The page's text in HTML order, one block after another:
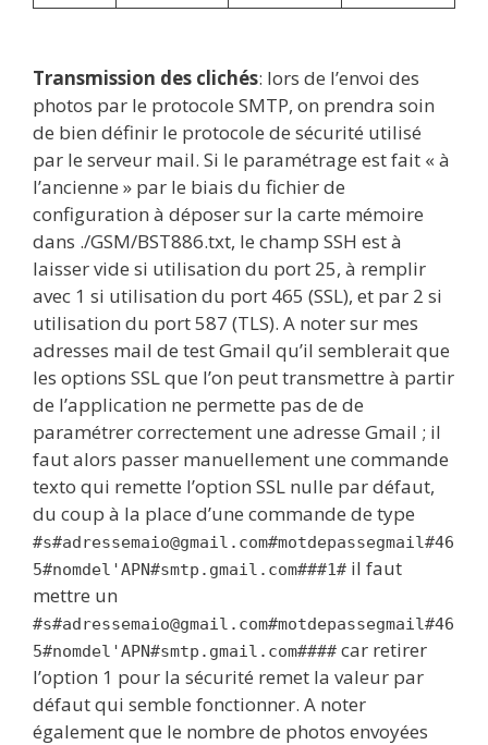
Transmission des clichés: lors de l’envoi des
photos par le protocole SMTP, on prendra soin
de bien définir le protocole de sécurité utilisé
par le serveur mail. Si le paramétrage est fait « à
l’ancienne » par le biais du fichier de
configuration à déposer sur la carte mémoire
dans ./GSM/BST886.txt, le champ SSH est à
laisser vide si utilisation du port 25, à remplir
avec 1 si utilisation du port 465 (SSL), et par 2 si
utilisation du port 587 (TLS). A noter sur mes
adresses mail de test Gmail qu’il semblerait que
les options SSL que l’on peut transmettre à partir
de l’application ne permette pas de de
paramétrer correctement une adresse Gmail ; il
faut alors passer manuellement une commande
texto qui remette l’option SSL nulle par défaut,
du coup à la place d’une commande de type
#s#adressemaio@gmail.com#motdepassegmail#46
5#nomdel'APN#smtp.gmail.com###1# il faut
mettre un
#s#adressemaio@gmail.com#motdepassegmail#46
5#nomdel'APN#smtp.gmail.com#### car retirer
l’option 1 pour la sécurité remet la valeur par
défaut qui semble fonctionner. A noter
également que le nombre de photos envoyées